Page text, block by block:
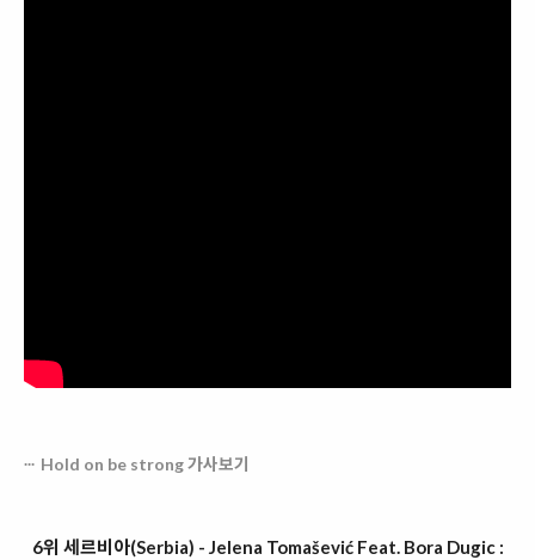
Hold on be strong 가사보기
6위 세르비아(Serbia) - Jelena Tomašević Feat. Bora Dugic :